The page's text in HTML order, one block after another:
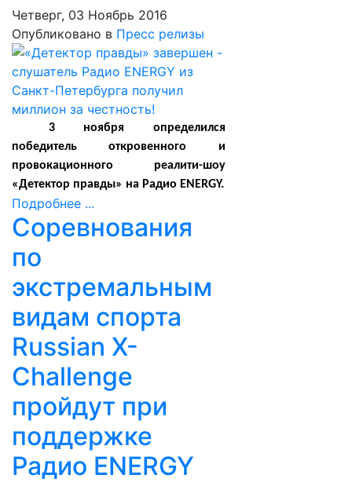
Четверг, 03 Ноябрь 2016
Опубликовано в Пресс релизы
3 ноября определился
победитель откровенного и
провокационного реалити-шоу
«Детектор правды» на Радио ENERGY.
Подробнее ...
Соревнования
по
экстремальным
видам спорта
Russian X-
Challenge
пройдут при
поддержке
Радио ENERGY